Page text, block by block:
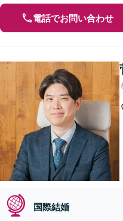
電話でお問い合わせ
国際結婚